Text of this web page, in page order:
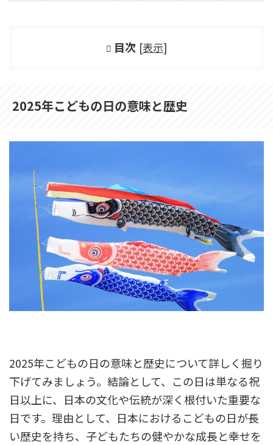
目次 [表示]
2025年こどもの日の意味と歴史
2025年こどもの日の意味と歴史について詳しく掘り
下げてみましょう。結論として、この日は単なる祝
日以上に、日本の文化や伝統が深く根付いた重要な
日です。理由として、日本におけるこどもの日が長
い歴史を持ち、子どもたちの健やかな成長と幸せを